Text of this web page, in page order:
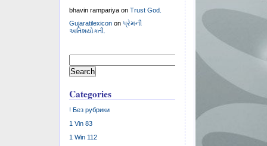
проблемы с
букмекерская
с
турниры,
одной
помогают
Правильная
проблем,
bhavin rampariya onTrust God.
Gujaratilexicon onપ્રેમની
અતિશયોક્તી.
for:
Categories
! Без рубрики
1 Vin 83
1 Win 112